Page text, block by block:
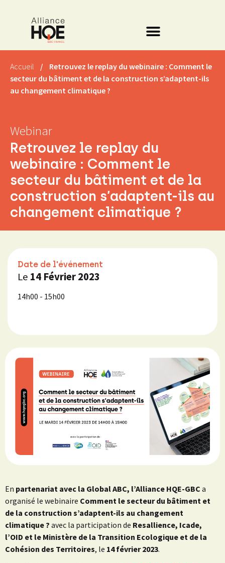
Accueil /
Retrouvez le replay du webinaire : Comment le
secteur du bâtiment et de la construction s’adaptent-ils
au changement climatique ?
Webinar
Retrouvez le replay du
webinaire : Comment le
secteur du bâtiment et de la
construction s’adaptent-ils au
changement climatique ?
En partenariat avec la Global ABC, l’Alliance HQE-GBC a
organisé le webinaire Comment le secteur du bâtiment et
de la construction s’adaptent-ils au changement
climatique ? avec la participation de Resallience, Icade,
l’OID et le Ministère de la Transition Ecologique et de la
Cohésion des Territoires, le 14 février 2023.
Date de l'événement
Le 14 Février 2023
14h00 - 15h00